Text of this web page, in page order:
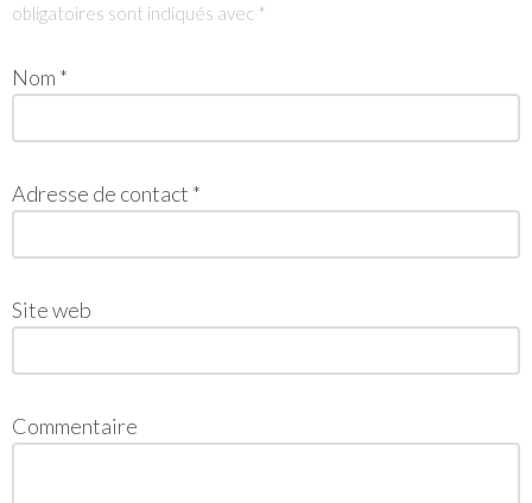
obligatoires sont indiqués avec *
Nom *
Adresse de contact *
Site web
Commentaire